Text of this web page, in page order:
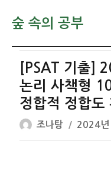
숲 속의 공부
[PSAT 기출]
논리 사책형
정합적 정합도
글
쓴
조나탕
작
성
2024년